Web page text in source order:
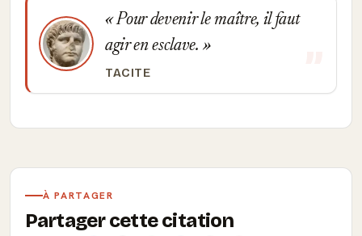
Pour devenir le maître, il faut
agir en esclave.
TACITE
À PARTAGER
Partager cette citation